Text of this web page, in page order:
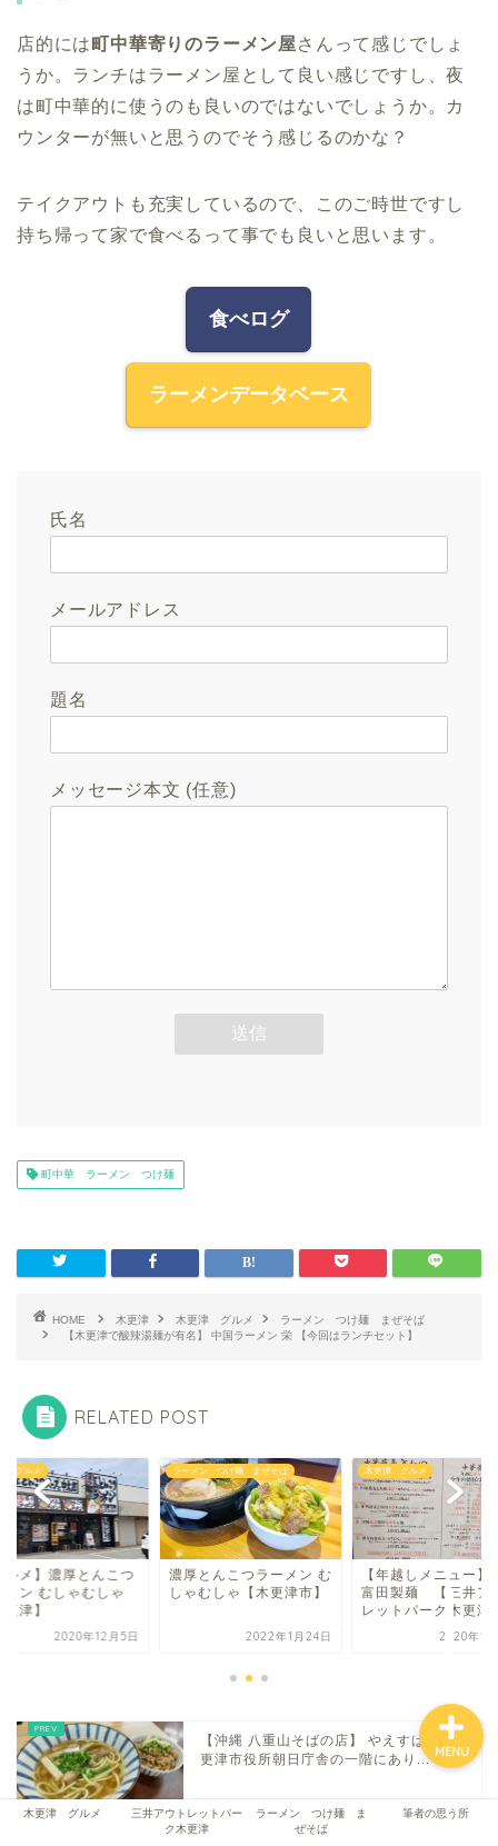
店的には町中華寄りのラーメン屋さんって感じでしょ
うか。ランチはラーメン屋として良い感じですし、夜
は町中華的に使うのも良いのではないでしょうか。カ
ウンターが無いと思うのでそう感じるのかな？
テイクアウトも充実しているので、このご時世ですし
持ち帰って家で食べるって事でも良いと思います。
食べログ
ラーメンデータベース
氏名
メールアドレス
題名
メッセージ本文 (任意)
町中華 ラーメン つけ麺
HOME 木更津 木更津 グルメ
ラーメン つけ麺 まぜそば
【木更津で酸辣湯麺が有名】 中国ラーメン 栄 【今回はランチセット】
RELATED POST
ン つけ麺 まぜそば
とんこつラーメン む
むしゃ【木更津市】
2022年1月24日
木更津 グルメ
【年越しメニュー】松戸
富田製麺 【三井アウト
2020年12月8日
木更津 グルメ
【グルメ】濃厚とん
ラーメン むしゃむし
【木更津】
2020年12
​【沖縄 八重山そばの店】 やえすば 【木
更津市役所朝日庁舎の一階にあり...
木更津 グルメ
三井アウトレットパー
ク木更津
ラーメン つけ麺 ま
ぜそば
筆者の思う所
MENU
三井アウトレットパーク木
更津
ラーメン つけ麺 まぜそ
ば